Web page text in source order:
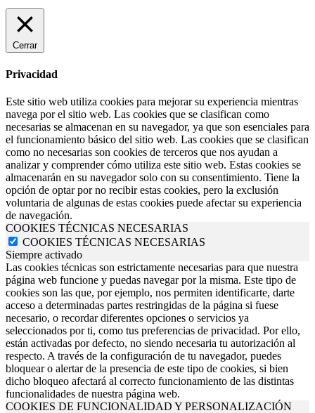
Cerrar
Privacidad
Este sitio web utiliza cookies para mejorar su experiencia mientras
navega por el sitio web. Las cookies que se clasifican como
necesarias se almacenan en su navegador, ya que son esenciales para
el funcionamiento básico del sitio web. Las cookies que se clasifican
como no necesarias son cookies de terceros que nos ayudan a
analizar y comprender cómo utiliza este sitio web. Estas cookies se
almacenarán en su navegador solo con su consentimiento. Tiene la
opción de optar por no recibir estas cookies, pero la exclusión
voluntaria de algunas de estas cookies puede afectar su experiencia
de navegación.
COOKIES TÉCNICAS NECESARIAS
COOKIES TÉCNICAS NECESARIAS
Siempre activado
Las cookies técnicas son estrictamente necesarias para que nuestra
página web funcione y puedas navegar por la misma. Este tipo de
cookies son las que, por ejemplo, nos permiten identificarte, darte
acceso a determinadas partes restringidas de la página si fuese
necesario, o recordar diferentes opciones o servicios ya
seleccionados por ti, como tus preferencias de privacidad. Por ello,
están activadas por defecto, no siendo necesaria tu autorización al
respecto. A través de la configuración de tu navegador, puedes
bloquear o alertar de la presencia de este tipo de cookies, si bien
dicho bloqueo afectará al correcto funcionamiento de las distintas
funcionalidades de nuestra página web.
COOKIES DE FUNCIONALIDAD Y PERSONALIZACIÓN